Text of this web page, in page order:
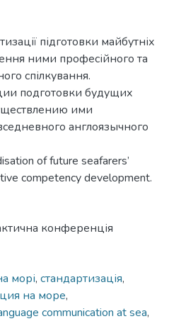
підготовки майбутніх
ними професійного та
спілкування.
подготовки будущих
ими
англоязычного
of future seafarers’
competency development.
конференція
морі, стандартизація,
на море,
communication at sea,